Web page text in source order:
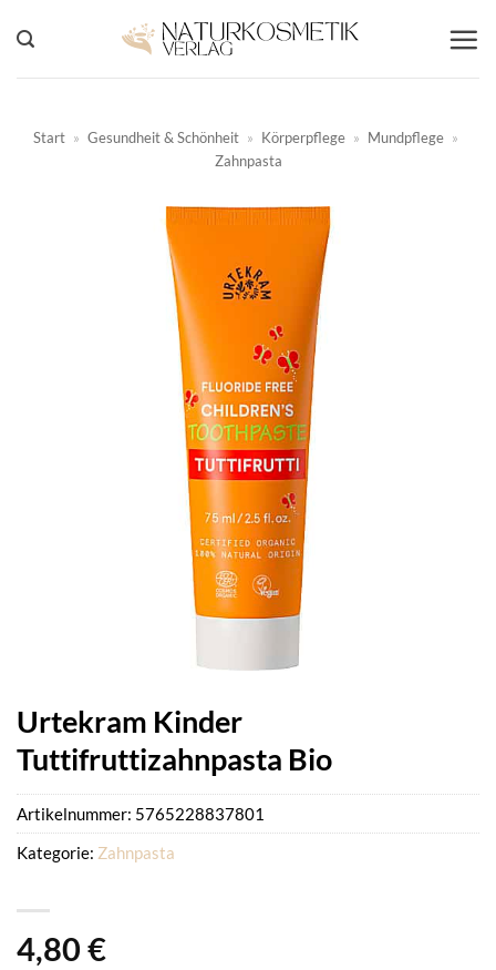
Inhalt
springen
Start » Gesundheit & Schönheit » Körperpflege » Mundpflege »
Zahnpasta
Urtekram Kinder
Tuttifruttizahnpasta Bio
4,80 €
Artikelnummer: 5765228837801
Kategorie: Zahnpasta